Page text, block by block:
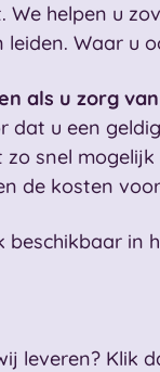
helpen u
Waar u
als u zorg
dat u een
snel
de kosten
beschikbaar in
leveren? Klik